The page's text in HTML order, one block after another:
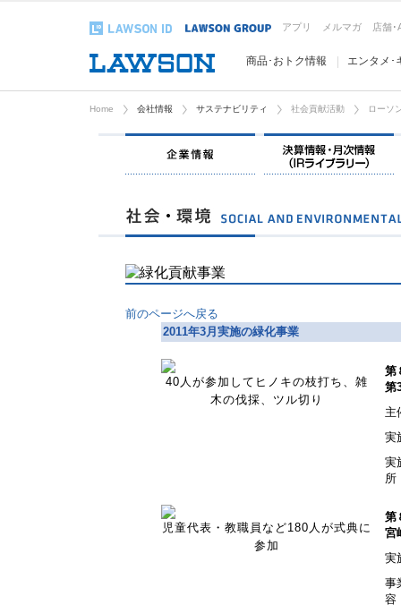
アプリ メルマガ 店舗･
商品･おトク情報 エンタメ･
Home 会社情報 サステナビリティ 社会貢献活動 ローソ
企業情報
前のページへ戻る
2011年3月実施の緑化事業
40人が参加してヒノキの枝打ち、雑
木の伐採、ツル切り
第
第
主
実
実
所
児童代表・教職員など180人が式典に
参加
第
宮
実
事
容